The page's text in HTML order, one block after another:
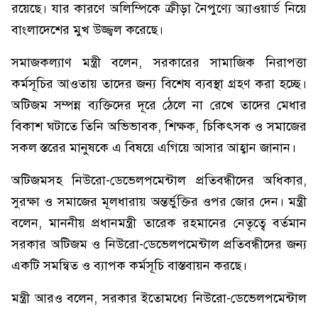
রয়েছে। যার কারণে অলিম্পিকে ক্রীড়া নৈপুণ্যে অ্যাওয়ার্ড নিয়ে
বাংলাদেশের মুখ উজ্জ্বল করেছে।
সমাজকল্যাণ মন্ত্রী বলেন, সরকারের সামাজিক নিরাপত্তা
কর্মসূচির আওতায় তাদের জন্য বিশেষ ব্যবস্থা গ্রহণ করা হচ্ছে।
অটিজম সম্পন্ন ব্যক্তিদের দূরে ঠেলে না রেখে তাদের মেধার
বিকাশ ঘটাতে তিনি অভিভাবক, শিক্ষক, চিকিৎসক ও সমাজের
সকল স্তরের মানুষকে এ বিষয়ে এগিয়ে আসার আহ্বান জানান।
অটিজমসহ নিউরো-ডেভেলপমেন্টাল প্রতিবন্ধীদের অধিকার,
সুরক্ষা ও সমাজের মূলধারায় অন্তর্ভুক্তির ওপর জোর দেন। মন্ত্রী
বলেন, মাননীয় প্রধানমন্ত্রী তারেক রহমানের নেতৃত্বে বর্তমান
সরকার অটিজম ও নিউরো-ডেভেলপমেন্টাল প্রতিবন্ধীদের জন্য
একটি সমন্বিত ও ব্যাপক কর্মসূচি বাস্তবায়ন করছে।
মন্ত্রী আরও বলেন, সরকার ইতোমধ্যে নিউরো-ডেভেলপমেন্টাল